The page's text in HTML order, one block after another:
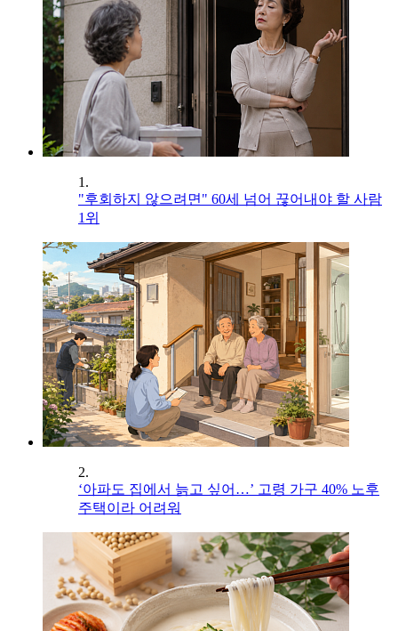
1.
"후회하지 않으려면" 60세 넘어 끊어내야 할 사람
1위
2.
‘아파도 집에서 늙고 싶어…’ 고령 가구 40% 노후
주택이라 어려워